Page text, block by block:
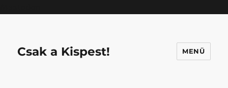
Csak a Kispest! MENÜ